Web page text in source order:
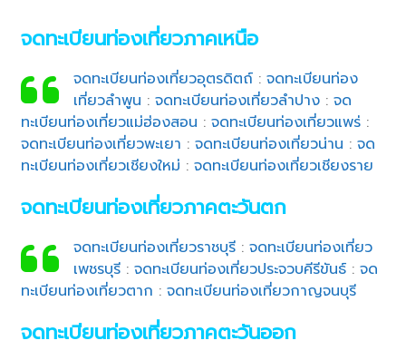
จดทะเบียนท่องเที่ยวภาคเหนือ
จดทะเบียนท่องเที่ยวอุตรดิตถ์: จดทะเบียนท่อง
เที่ยวลำพูน : จดทะเบียนท่องเที่ยวลำปาง: จด
ทะเบียนท่องเที่ยวแม่ฮ่องสอน :จดทะเบียนท่องเที่ยวแพร่ :
จดทะเบียนท่องเที่ยวพะเยา :จดทะเบียนท่องเที่ยวน่าน :จด
ทะเบียนท่องเที่ยวเชียงใหม่ :จดทะเบียนท่องเที่ยวเชียงราย
จดทะเบียนท่องเที่ยวภาคตะวันตก
จดทะเบียนท่องเที่ยวราชบุรี: จดทะเบียนท่องเที่ยว
เพชรบุรี: จดทะเบียนท่องเที่ยวประจวบคีรีขันธ์: จด
ทะเบียนท่องเที่ยวตาก :จดทะเบียนท่องเที่ยวกาญจนบุรี
จดทะเบียนท่องเที่ยวภาคตะวันออก